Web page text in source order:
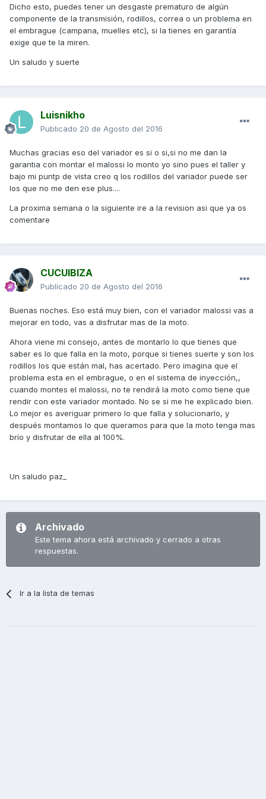
Dicho esto, puedes tener un desgaste prematuro de algún
componente de la transmisión, rodillos, correa o un problema en
el embrague (campana, muelles etc), si la tienes en garantía
exige que te la miren.
Un saludo y suerte
Luisnikho
Publicado 20 de Agosto del 2016
Muchas gracias eso del variador es si o si,si no me dan la
garantia con montar el malossi lo monto yo sino pues el taller y
bajo mi puntp de vista creo q los rodillos del variador puede ser
los que no me den ese plus....
La proxima semana o la siguiente ire a la revision asi que ya os
comentare
CUCUIBIZA
Publicado 20 de Agosto del 2016
Buenas noches. Eso está muy bien, con el variador malossi vas a
mejorar en todo, vas a disfrutar mas de la moto.
Ahora viene mi consejo, antes de montarlo lo que tienes que
saber es lo que falla en la moto, porque si tienes suerte y son los
rodillos los que están mal, has acertado. Pero imagina que el
problema esta en el embrague, o en el sistema de inyección,,
cuando montes el malossi, no te rendirá la moto como tiene que
rendir con este variador montado. No se si me he explicado bien.
Lo mejor es averiguar primero lo que falla y solucionarlo, y
después montamos lo que queramos para que la moto tenga mas
brío y disfrutar de ella al 100%.
Un saludo paz_
Archivado
Este tema ahora está archivado y cerrado a otras
respuestas.
Ir a la lista de temas